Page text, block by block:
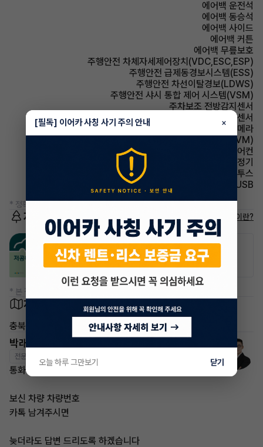
에어백 운전석
에어백 동승석
에어백 사이드
에어백 커튼
에어백 무릎보호
주행안전 차체자세제어장치(VDC,ESC,ESP)
주행안전 급제동경보시스템(ESS)
주행안전 차선이탈경보(LDWS)
주행안전 샤시 통합 제어 시스템(VSM)
주차보조 전방감지센서
주차보조 후방감지센서
주차보조 후방카메라
주차보조 어라운드뷰(AVM)
에어컨 풀오토에어컨
에어컨 공기청정기
유무선단자 블루투스
유무선단자 USB
* 정확한 정보는 판매자와 반드시 확인하시기 바랍니다.
저공해차량 정보 저공해차량이란?
공항주차장
20% 할인
공영주차장
50% 할인
* 본 정보는 지자체마다 다를 수 있으니 실제 정보와 확인해 주세요.
차량 위치
충북 청주시
박래철 매니저
전문교육수료
통화가 부재중 이더라도
보신 차량 차량번호
카톡 남겨주시면
늦더라도 답변 드리도록 하겠습니다
[필독] 이어카 사칭 사기 주의 안내 ×
오늘 하루 그만보기 닫기